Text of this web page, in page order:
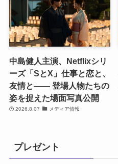
中島健人主演、Netflixシリ
ーズ「SとX」仕事と恋と、
友情と―― 登場人物たちの
姿を捉えた場面写真公開
2026.8.07 メディア情報
プレゼント